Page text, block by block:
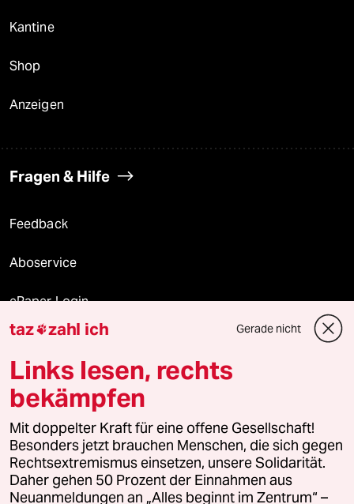
Kantine
Shop
Anzeigen
Fragen & Hilfe
Feedback
Aboservice
ePaper Login
Downloads für Abonnierende
© 2026 taz Verlags und Vertriebs GmbH
Alle Rechte vorbehalten. Bei rechtlichen Fragen oder für Genehmigungen
wenden Sie sich bitte an
lizenzen@taz.de
Feedback Redaktionsstatut Kommune-Richtlinien
taz zahl ich Gerade nicht
Links lesen, rechts
bekämpfen
Mit doppelter Kraft für eine offene Gesellschaft!
Besonders jetzt brauchen Menschen, die sich gegen
Rechtsextremismus einsetzen, unsere Solidarität.
Daher gehen 50 Prozent der Einnahmen aus
Neuanmeldungen an „Alles beginnt im Zentrum“ –